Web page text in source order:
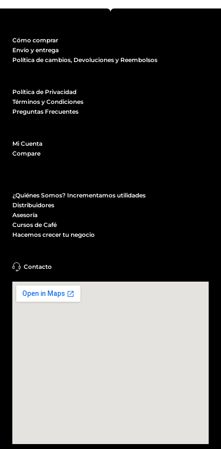
Cómo comprar
Envío y entrega
Política de cambios, Devoluciones y Reembolsos
Política de Privacidad
Términos y Condiciones
Preguntas Frecuentes
Mi Cuenta
Compare
¿Quiénes Somos? Incrementamos utilidades
Distribuidores
Asesoría
Cursos de Café
Hacemos crecer tu negocio
Contacto